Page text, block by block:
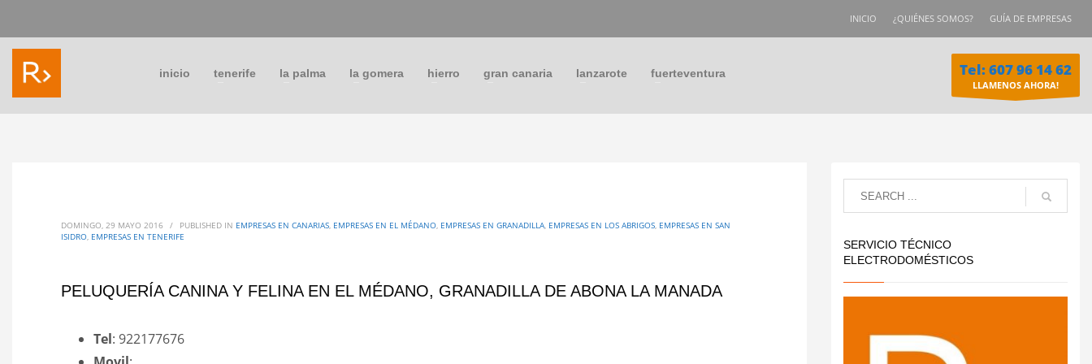
INICIO ¿QUIÉNES SOMOS? GUÍA DE EMPRESAS
inicio tenerife la palma la gomera hierro gran canaria lanzarote fuerteventura Tel: 607 96 14 62
LLAMENOS AHORA!
DOMINGO, 29 MAYO 2016 / PUBLISHED IN EMPRESAS EN CANARIAS, EMPRESAS EN EL MÉDANO, EMPRESAS EN GRANADILLA, EMPRESAS EN LOS ABRIGOS, EMPRESAS EN SAN
ISIDRO, EMPRESAS EN TENERIFE
PELUQUERÍA CANINA Y FELINA EN EL MÉDANO, GRANADILLA DE ABONA LA MANADA
Tel: 922177676
SERVICIO TÉCNICO
ELECTRODOMÉSTICOS